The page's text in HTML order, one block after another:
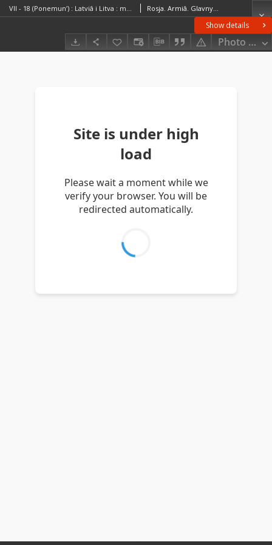
Show details
Photo
VII - 18 (Ponemunʹ) : Latviâ i Litva : masštab 2 versty v dûjme Rosja. Armiâ. Glavnyj štab. Voenno-topografičeskij otdel. Instytucja sprawcza